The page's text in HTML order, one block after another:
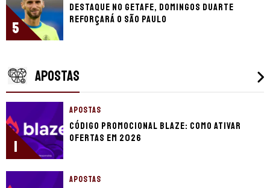
5
Destaque no Getafe, Domingos Duarte
reforçará o São Paulo
APOSTAS
1
APOSTAS
Código promocional Blaze: como ativar
ofertas em 2026
APOSTAS